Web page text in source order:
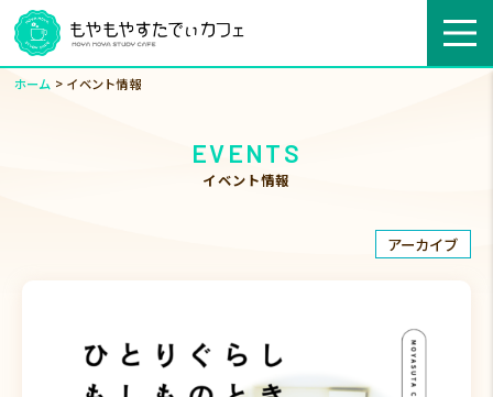
ホーム > イベント情報
EVENTS
イベント情報